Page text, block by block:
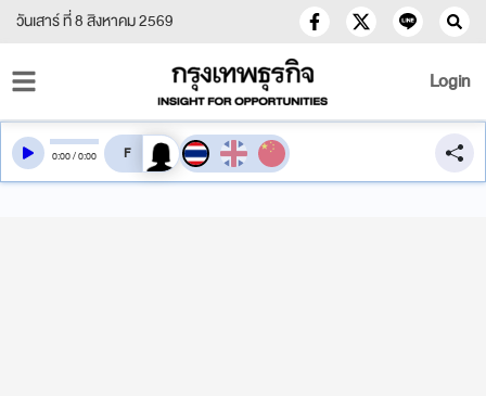
วันเสาร์ ที่ 8 สิงหาคม 2569
Login
0:00/0:00 สลับเสียงอ่าน